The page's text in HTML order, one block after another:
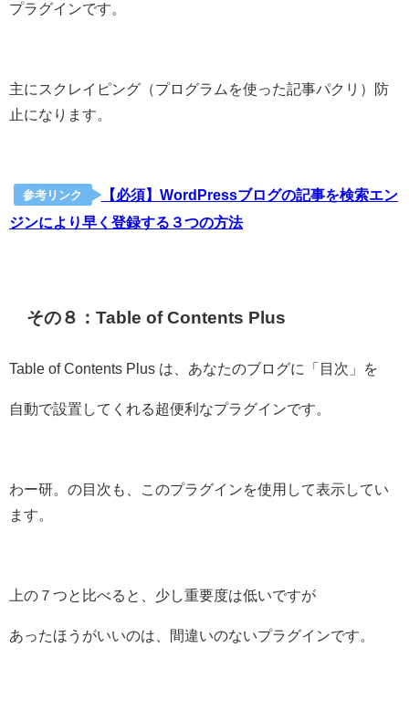
プラグインです。
主にスクレイピング（プログラムを使った記事パクリ）防
止になります。
参考リンク
【必須】WordPressブログの記事を検索エン
ジンにより早く登録する３つの方法
その８：Table of Contents Plus
Table of Contents Plus は、あなたのブログに「目次」を
自動で設置してくれる超便利なプラグインです。
わー研。の目次も、このプラグインを使用して表示してい
ます。
上の７つと比べると、少し重要度は低いですが
あったほうがいいのは、間違いのないプラグインです。